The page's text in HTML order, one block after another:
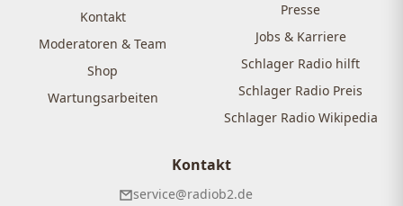
Kontakt
Moderatoren & Team
Shop
Wartungsarbeiten
Presse
Jobs & Karriere
Schlager Radio hilft
Schlager Radio Preis
Schlager Radio Wikipedia
Kontakt
service@radiob2.de